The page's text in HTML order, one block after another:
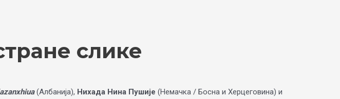
слике
(Албанија), Нихада Нина Пушије (Немачка / Босна и Херцеговина) и